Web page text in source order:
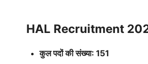
HAL Recruitment
कुल पदों की संख्या: 151